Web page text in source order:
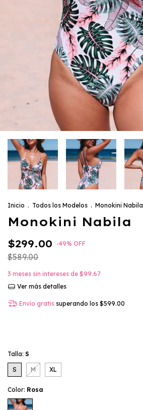
Inicio . Todos los Modelos . Monokini Nabila
Monokini Nabila
$299.00 -49% OFF
$589.00
3 meses sin intereses de $99.67
Ver más detalles
Envío gratis superando los $599.00
Talla: S
S M XL
Color: Rosa